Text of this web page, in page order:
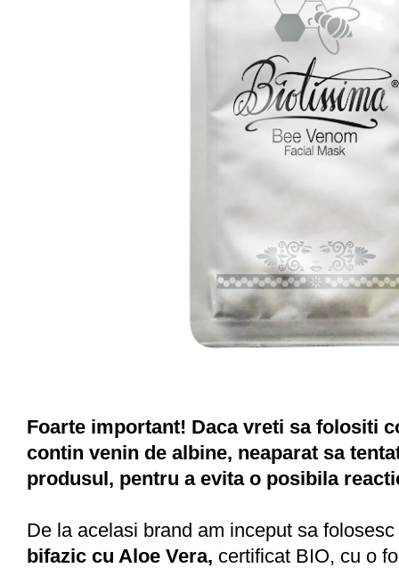
Foarte important! Daca vreti sa folositi
contin venin de albine, neaparat sa
produsul, pentru a evita o posibila
De la acelasi brand am inceput sa
bifazic cu Aloe Vera, certificat BIO, cu o